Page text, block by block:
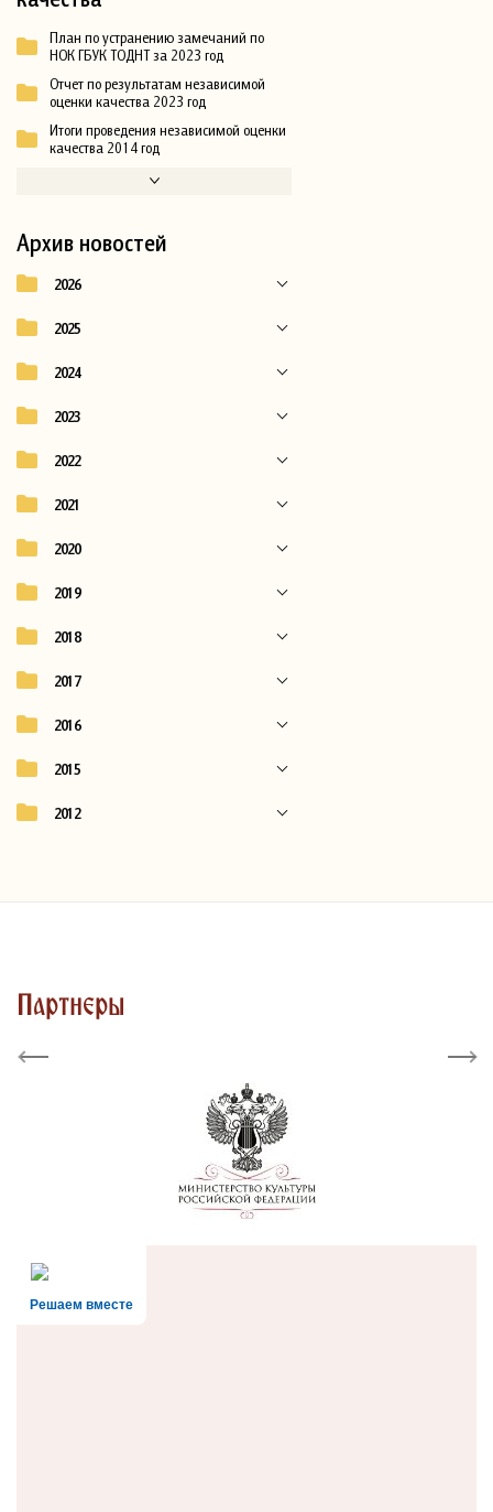
План по устранению замечаний по
НОК ГБУК ТОДНТ за 2023 год
Отчет по результатам независимой
оценки качества 2023 год
Итоги проведения независимой оценки
качества 2014 год
Архив новостей
2026
2025
2024
2023
2022
2021
2020
2019
2018
2017
2016
2015
2012
Партнеры
Previous Next
Решаем вместе